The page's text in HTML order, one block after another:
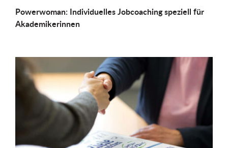
Powerwoman: Individu­elles Job­coaching speziell für
Aka­demiker­innen